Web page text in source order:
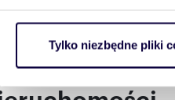
ruch w naszej witrynie.
reklamowym i
uzyskanymi podczas
Tylko niezbędne pliki
za media, przez 12 miesięcy
, pokaż telefon
Galactica Virgo